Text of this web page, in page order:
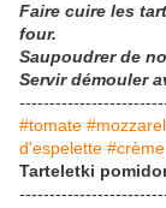
Faire cuire les
four.
Saupoudrer de
Servir démouler
#tomate
d'espelette
Tarteletki